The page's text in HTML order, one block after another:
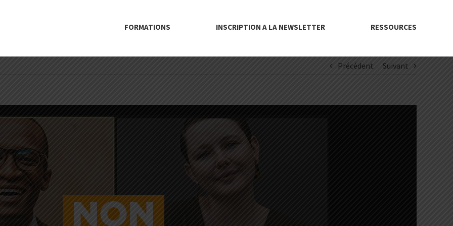
FORMATIONS INSCRIPTION A LA NEWSLETTER RESSOURCES
Précédent Suivant